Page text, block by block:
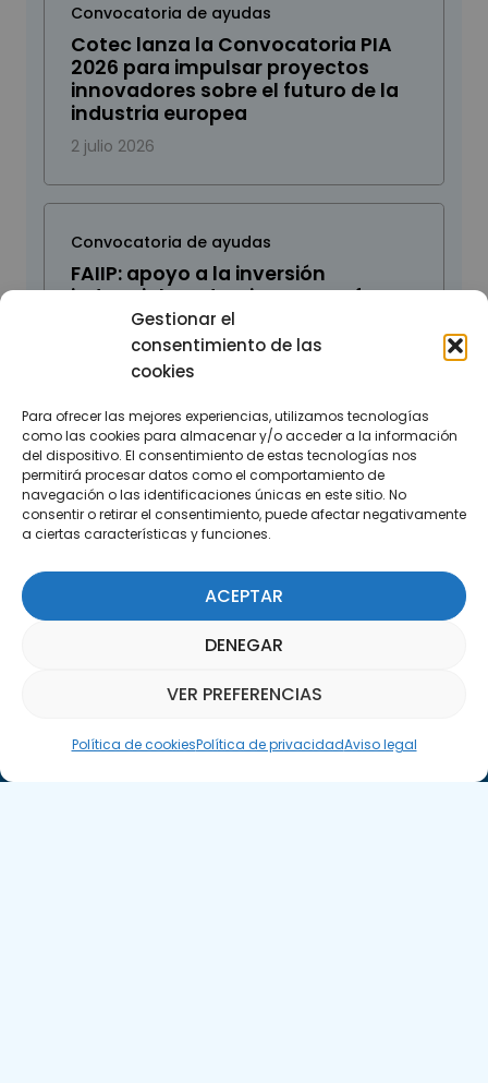
Gestionar el
consentimiento de las
cookies
Para ofrecer las mejores experiencias, utilizamos tecnologías
como las cookies para almacenar y/o acceder a la información
del dispositivo. El consentimiento de estas tecnologías nos
permitirá procesar datos como el comportamiento de
navegación o las identificaciones únicas en este sitio. No
consentir o retirar el consentimiento, puede afectar negativamente
a ciertas características y funciones.
ACEPTAR
DENEGAR
VER PREFERENCIAS
Política de cookiesPolítica de privacidadAviso legal
Convocatoria de ayudas
Cotec lanza la Convocatoria PIA
2026 para impulsar proyectos
innovadores sobre el futuro de la
industria europea
2 julio 2026
Convocatoria de ayudas
FAIIP: apoyo a la inversión
industrial productiva para reforzar
la competitividad y el desarrollo
del tejido industrial en España
29 junio 2026
(+34) 951 23 13 06